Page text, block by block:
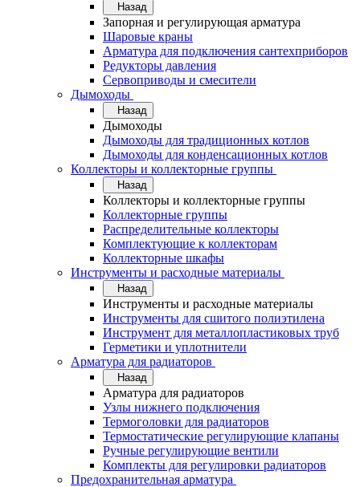
Назад
Запорная и регулирующая арматура
Шаровые краны
Арматура для подключения сантехприборов
Редукторы давления
Сервоприводы и смесители
Дымоходы
Назад
Дымоходы
Дымоходы для традиционных котлов
Дымоходы для конденсационных котлов
Коллекторы и коллекторные группы
Назад
Коллекторы и коллекторные группы
Коллекторные группы
Распределительные коллекторы
Комплектующие к коллекторам
Коллекторные шкафы
Инструменты и расходные материалы
Назад
Инструменты и расходные материалы
Инструменты для сшитого полиэтилена
Инструмент для металлопластиковых труб
Герметики и уплотнители
Арматура для радиаторов
Назад
Арматура для радиаторов
Узлы нижнего подключения
Термоголовки для радиаторов
Термостатические регулирующие клапаны
Ручные регулирующие вентили
Комплекты для регулировки радиаторов
Предохранительная арматура